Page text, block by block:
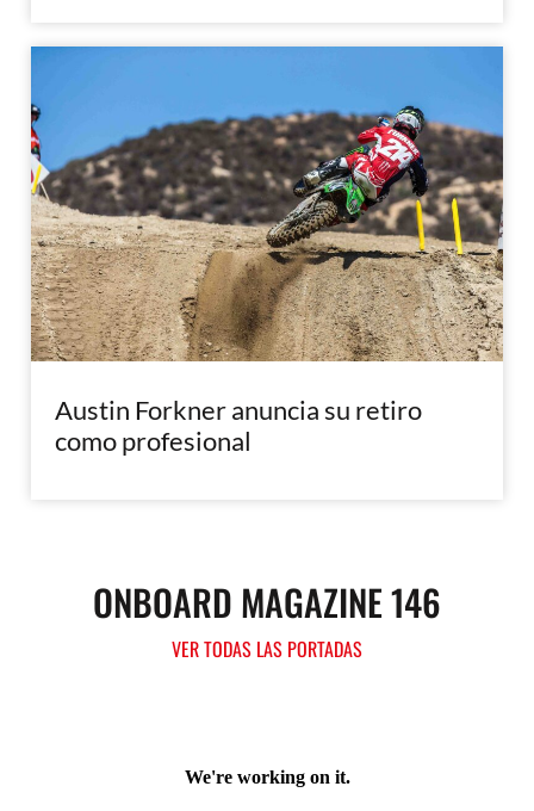
Austin Forkner anuncia su retiro
como profesional
ONBOARD MAGAZINE 146
VER TODAS LAS PORTADAS